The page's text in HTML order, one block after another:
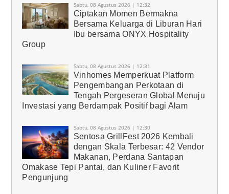
Sabtu, 08 Agustus 2026 | 12:32
Ciptakan Momen Bermakna
Bersama Keluarga di Liburan Hari
Ibu bersama ONYX Hospitality
Group
Sabtu, 08 Agustus 2026 | 12:31
Vinhomes Memperkuat Platform
Pengembangan Perkotaan di
Tengah Pergeseran Global Menuju
Investasi yang Berdampak Positif bagi Alam
Sabtu, 08 Agustus 2026 | 12:30
Sentosa GrillFest 2026 Kembali
dengan Skala Terbesar: 42 Vendor
Makanan, Perdana Santapan
Omakase Tepi Pantai, dan Kuliner Favorit
Pengunjung